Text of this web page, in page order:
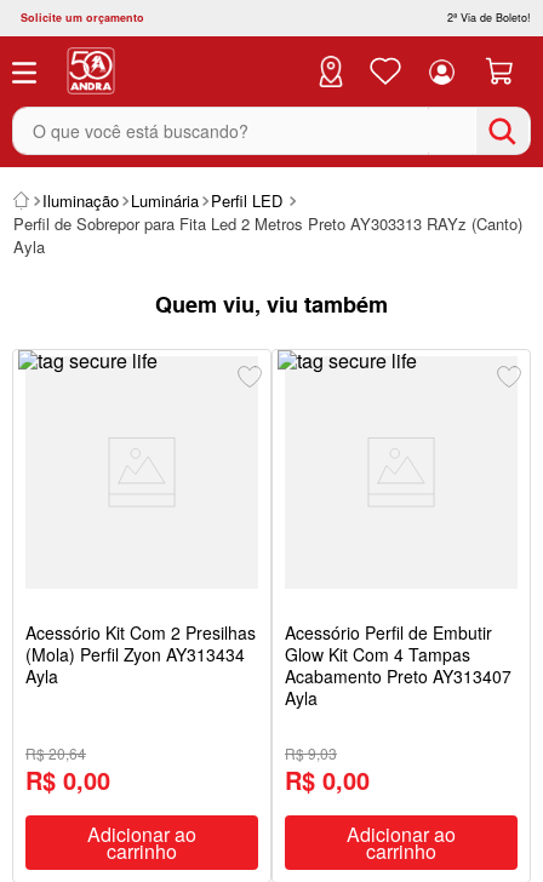
Solicite um orçamento 2ª Via de Boleto!
O que você está buscando?
Iluminação Luminária Perfil LED
Perfil de Sobrepor para Fita Led 2 Metros Preto AY303313 RAYz (Canto)
Ayla
Quem viu, viu também
Acessório Kit Com 2 Presilhas
(Mola) Perfil Zyon AY313434
Ayla
R$ 20,64
R$ 0,00
Adicionar ao
carrinho
Acessório Perfil de Embutir
Glow Kit Com 4 Tampas
Acabamento Preto AY313407
Ayla
R$ 9,03
R$ 0,00
Adicionar ao
carrinho